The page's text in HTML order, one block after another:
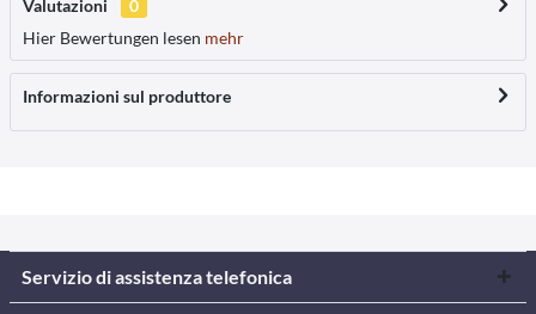
Valutazioni
0
Hier Bewertungen lesen mehr
Informazioni sul produttore
Servizio di assistenza telefonica